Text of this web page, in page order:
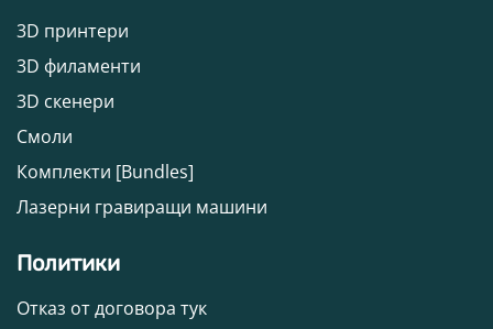
3D принтери
3D филаменти
3D скенери
Смоли
Комплекти [Bundles]
Лазерни гравиращи машини
Политики
Отказ от договора тук